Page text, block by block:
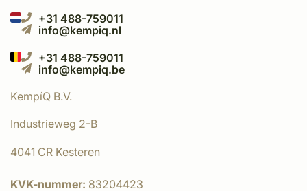
+31 488-759011
info@kempiq.nl
+31 488-759011
info@kempiq.be
KempíQ B.V.
Industrieweg 2-B
4041 CR Kesteren
KVK-nummer: 83204423